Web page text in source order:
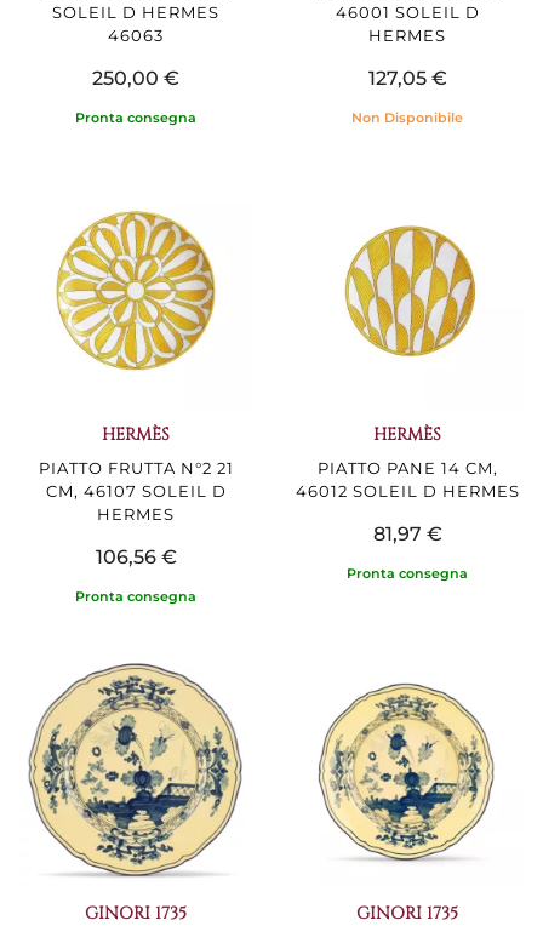
SOLEIL D HERMES
46063
250,00 €
Pronta consegna
46001 SOLEIL D
HERMES
127,05 €
Non Disponibile
HERMÈS
PIATTO FRUTTA N°2 21
CM, 46107 SOLEIL D
HERMES
106,56 €
Pronta consegna
HERMÈS
PIATTO PANE 14 CM,
46012 SOLEIL D HERMES
81,97 €
Pronta consegna
GINORI 1735 GINORI 1735